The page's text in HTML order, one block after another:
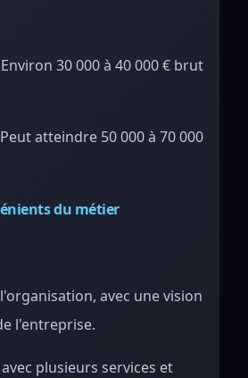
30 000 à 40 000 € brut
atteindre 50 000 à 70 000
du métier
avec une vision
l'entreprise.
plusieurs services et